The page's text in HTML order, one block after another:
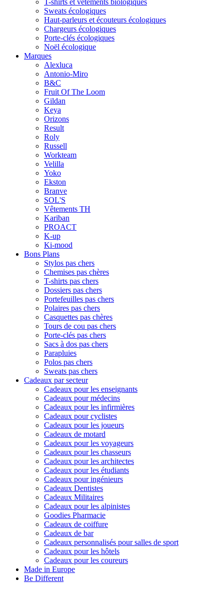
Sweats écologiques
Haut-parleurs et écouteurs écologiques
Chargeurs écologiques
Porte-clés écologiques
Noël écologique
Marques
Alexluca
Antonio-Miro
B&C
Fruit Of The Loom
Gildan
Keya
Orizons
Result
Roly
Russell
Workteam
Velilla
Yoko
Ekston
Branve
SOL'S
Vêtements TH
Kariban
PROACT
K-up
Ki-mood
Bons Plans
Stylos pas chers
Chemises pas chères
T-shirts pas chers
Dossiers pas chers
Portefeuilles pas chers
Polaires pas chers
Casquettes pas chères
Tours de cou pas chers
Porte-clés pas chers
Sacs à dos pas chers
Parapluies
Polos pas chers
Sweats pas chers
Cadeaux par secteur
Cadeaux pour les enseignants
Cadeaux pour médecins
Cadeaux pour les infirmières
Cadeaux pour cyclistes
Cadeaux pour les joueurs
Cadeaux de motard
Cadeaux pour les voyageurs
Cadeaux pour les chasseurs
Cadeaux pour les architectes
Cadeaux pour les étudiants
Cadeaux pour ingénieurs
Cadeaux Dentistes
Cadeaux Militaires
Cadeaux pour les alpinistes
Goodies Pharmacie
Cadeaux de coiffure
Cadeaux de bar
Cadeaux personnalisés pour salles de sport
Cadeaux pour les hôtels
Cadeaux pour les coureurs
Made in Europe
Be Different